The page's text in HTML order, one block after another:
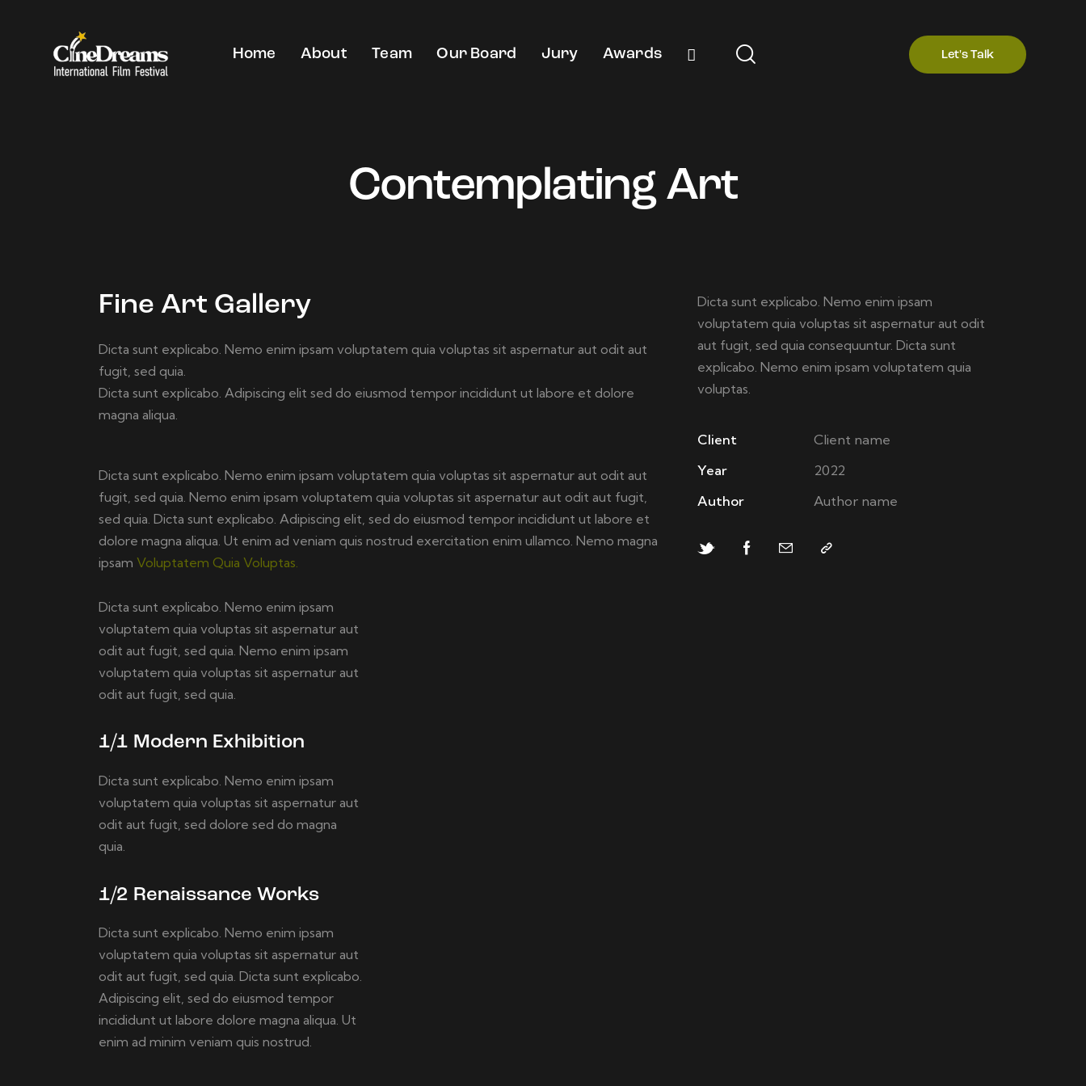
Home About Team Our Board Jury Awards Let's Talk
Contemplating Art
Fine Art Gallery
Dicta sunt explicabo. Nemo enim ipsam voluptatem quia voluptas sit aspernatur aut odit aut
fugit, sed quia.
Dicta sunt explicabo. Adipiscing elit sed do eiusmod tempor incididunt ut labore et dolore
magna aliqua.
Dicta sunt explicabo. Nemo enim ipsam voluptatem quia voluptas sit aspernatur aut odit aut
fugit, sed quia. Nemo enim ipsam voluptatem quia voluptas sit aspernatur aut odit aut fugit,
sed quia. Dicta sunt explicabo. Adipiscing elit, sed do eiusmod tempor incididunt ut labore et
dolore magna aliqua. Ut enim ad veniam quis nostrud exercitation enim ullamco. Nemo magna
ipsam Voluptatem Quia Voluptas.
Dicta sunt explicabo. Nemo enim ipsam
voluptatem quia voluptas sit aspernatur aut
odit aut fugit, sed quia. Nemo enim ipsam
voluptatem quia voluptas sit aspernatur aut
odit aut fugit, sed quia.
1/1 Modern Exhibition
Dicta sunt explicabo. Nemo enim ipsam
voluptatem quia voluptas sit aspernatur aut
odit aut fugit, sed dolore sed do magna
quia.
1/2 Renaissance Works
Dicta sunt explicabo. Nemo enim ipsam
voluptatem quia voluptas sit aspernatur aut
odit aut fugit, sed quia. Dicta sunt explicabo.
Adipiscing elit, sed do eiusmod tempor
incididunt ut labore dolore magna aliqua. Ut
enim ad minim veniam quis nostrud.
Dicta sunt explicabo. Nemo enim ipsam
voluptatem quia voluptas sit aspernatur aut odit
aut fugit, sed quia consequuntur. Dicta sunt
explicabo. Nemo enim ipsam voluptatem quia
voluptas.
Client
Client name
Year
2022
Author
Author name